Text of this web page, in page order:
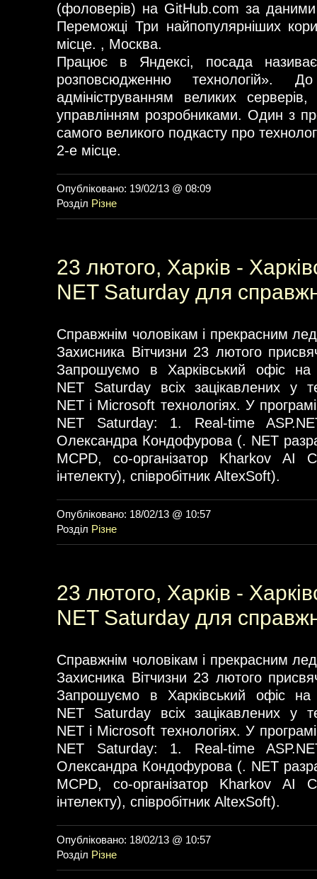
(фоловерів) на GitHub.com за
Переможці Три найпопулярніших
місце. , Москва.
Працює в Яндексі, посада
розповсюдженню технологій».
адмініструванням великих
управлінням розробниками. Один з
самого великого подкасту про
2-е місце.
Опубліковано: 19/02/13 @ 08:09
Розділ Різне
23 лютого, Харків -
NET Saturday для
Справжнім чоловікам і прекрасним
Захисника Вітчизни 23 лютого
Запрошуємо в Харківський офіс на
NET Saturday всіх зацікавлених у
NET і Microsoft технологіях. У
NET Saturday: 1. Real-time
Олександра Кондофурова (. NET
MCPD, со-організатор Kharkov AI
інтелекту), співробітник AltexSoft).
Опубліковано: 18/02/13 @ 10:57
Розділ Різне
23 лютого, Харків -
NET Saturday для
Справжнім чоловікам і прекрасним
Захисника Вітчизни 23 лютого
Запрошуємо в Харківський офіс на
NET Saturday всіх зацікавлених у
NET і Microsoft технологіях. У
NET Saturday: 1. Real-time
Олександра Кондофурова (. NET
MCPD, со-організатор Kharkov AI
інтелекту), співробітник AltexSoft).
Опубліковано: 18/02/13 @ 10:57
Розділ Різне